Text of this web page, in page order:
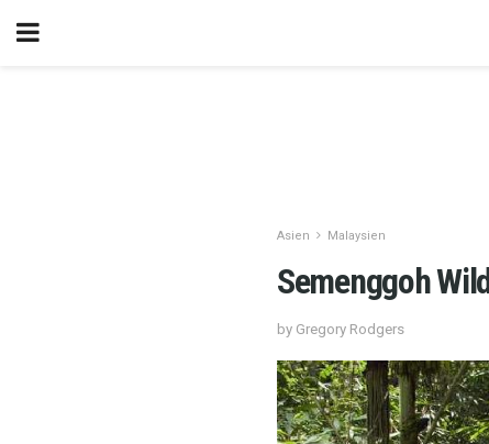
Asien Malaysien
Semenggoh
by Gregory Rodgers